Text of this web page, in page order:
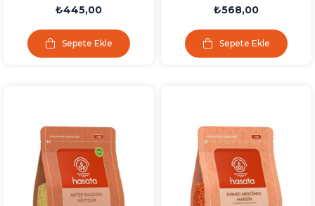
Çekirdek Classic 500 GR
₺445,00
Sepete Ekle
Çekirdek 500 GR
₺568,00
Sepete Ekle